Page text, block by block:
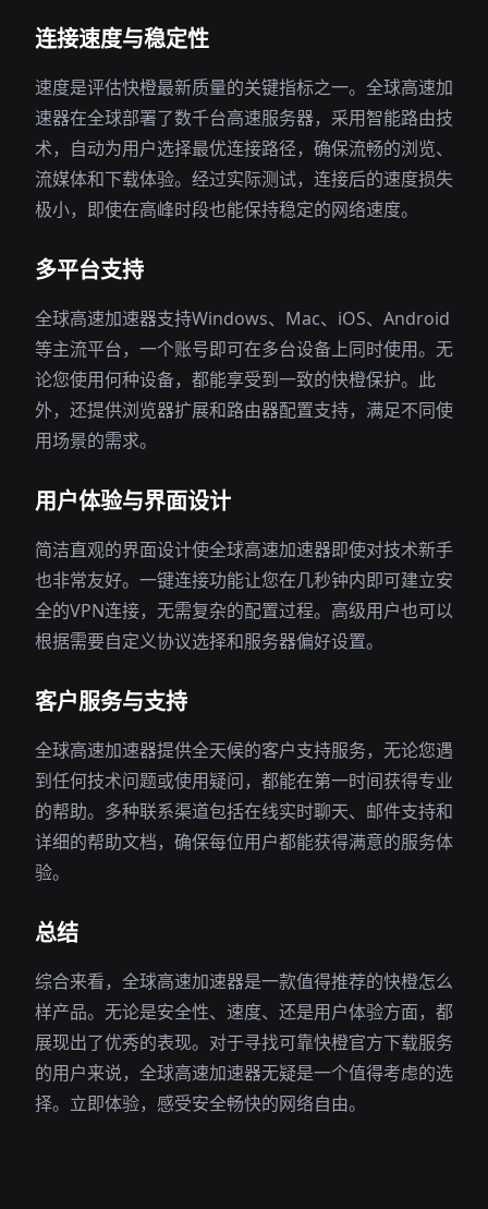
连接速度与稳定性
速度是评估快橙最新质量的关键指标之一。全球高速加
速器在全球部署了数千台高速服务器，采用智能路由技
术，自动为用户选择最优连接路径，确保流畅的浏览、
流媒体和下载体验。经过实际测试，连接后的速度损失
极小，即使在高峰时段也能保持稳定的网络速度。
多平台支持
全球高速加速器支持Windows、Mac、iOS、Android
等主流平台，一个账号即可在多台设备上同时使用。无
论您使用何种设备，都能享受到一致的快橙保护。此
外，还提供浏览器扩展和路由器配置支持，满足不同使
用场景的需求。
用户体验与界面设计
简洁直观的界面设计使全球高速加速器即使对技术新手
也非常友好。一键连接功能让您在几秒钟内即可建立安
全的VPN连接，无需复杂的配置过程。高级用户也可以
根据需要自定义协议选择和服务器偏好设置。
客户服务与支持
全球高速加速器提供全天候的客户支持服务，无论您遇
到任何技术问题或使用疑问，都能在第一时间获得专业
的帮助。多种联系渠道包括在线实时聊天、邮件支持和
详细的帮助文档，确保每位用户都能获得满意的服务体
验。
总结
综合来看，全球高速加速器是一款值得推荐的快橙怎么
样产品。无论是安全性、速度、还是用户体验方面，都
展现出了优秀的表现。对于寻找可靠快橙官方下载服务
的用户来说，全球高速加速器无疑是一个值得考虑的选
择。立即体验，感受安全畅快的网络自由。